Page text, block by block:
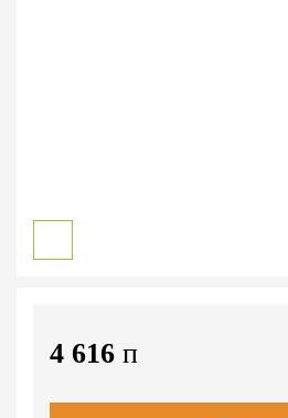
4 616 п